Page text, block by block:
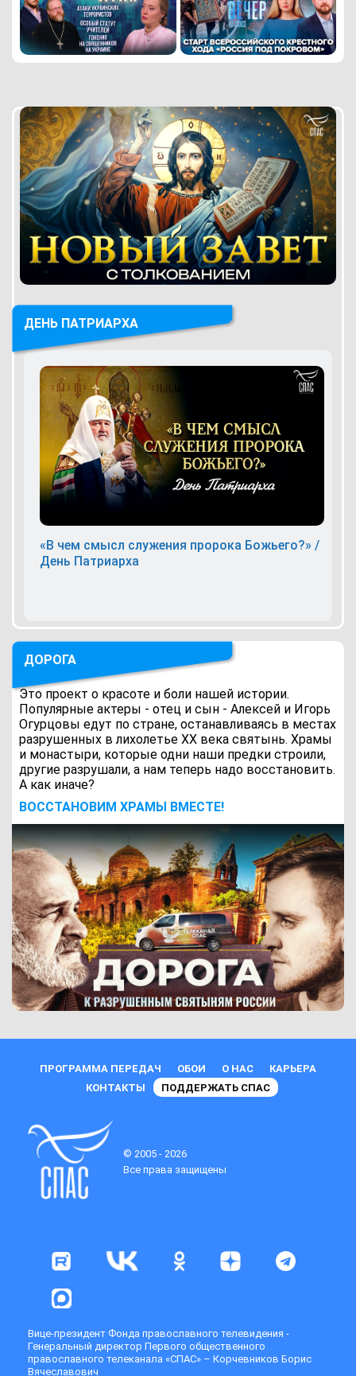
ДЕНЬ ПАТРИАРХА
«В чем смысл служения пророка Божьего?» /
День Патриарха
ДОРОГА
Это проект о красоте и боли нашей истории.
Популярные актеры - отец и сын - Алексей и Игорь
Огурцовы едут по стране, останавливаясь в местах
разрушенных в лихолетье ХХ века святынь. Храмы
и монастыри, которые одни наши предки строили,
другие разрушали, а нам теперь надо восстановить.
А как иначе?
ВОCСТАНОВИМ ХРАМЫ ВМЕСТЕ!
ПРОГРАММА ПЕРЕДАЧ ОБОИ О НАС
КАРЬЕРА
КОНТАКТЫ
ПОДДЕРЖАТЬ СПАС
© 2005 - 2026
Все права защищены
Вице-президент Фонда православного телевидения -
Генеральный директор Первого общественного
православного телеканала «СПАС» – Корчевников Борис
Вячеславович